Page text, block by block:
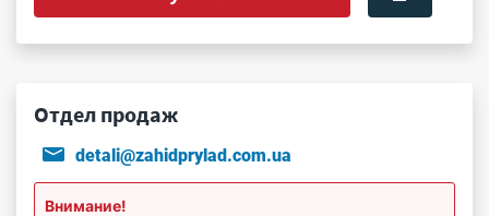
Отдел продаж
detali@zahidprylad.com.ua
Внимание!